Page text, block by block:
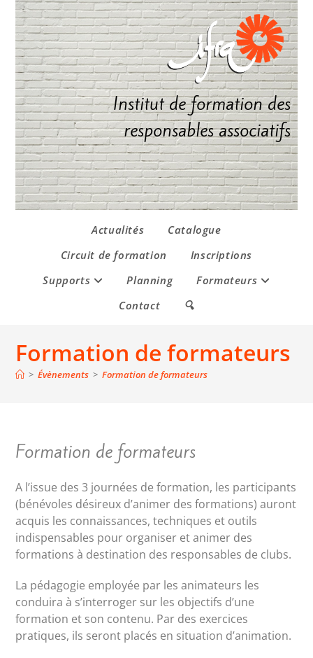
Institut de formation des
responsables associatifs
Actualités
Catalogue
Circuit de formation
Inscriptions
Supports
Planning
Formateurs
Contact
🔍
Formation de formateurs
> Évènements > Formation de formateurs
Formation de formateurs
A l’issue des 3 journées de formation, les participants
(bénévoles désireux d’animer des formations) auront
acquis les connaissances, techniques et outils
indispensables pour organiser et animer des
formations à destination des responsables de clubs.
La pédagogie employée par les animateurs les
conduira à s’interroger sur les objectifs d’une
formation et son contenu. Par des exercices
pratiques, ils seront placés en situation d’animation.